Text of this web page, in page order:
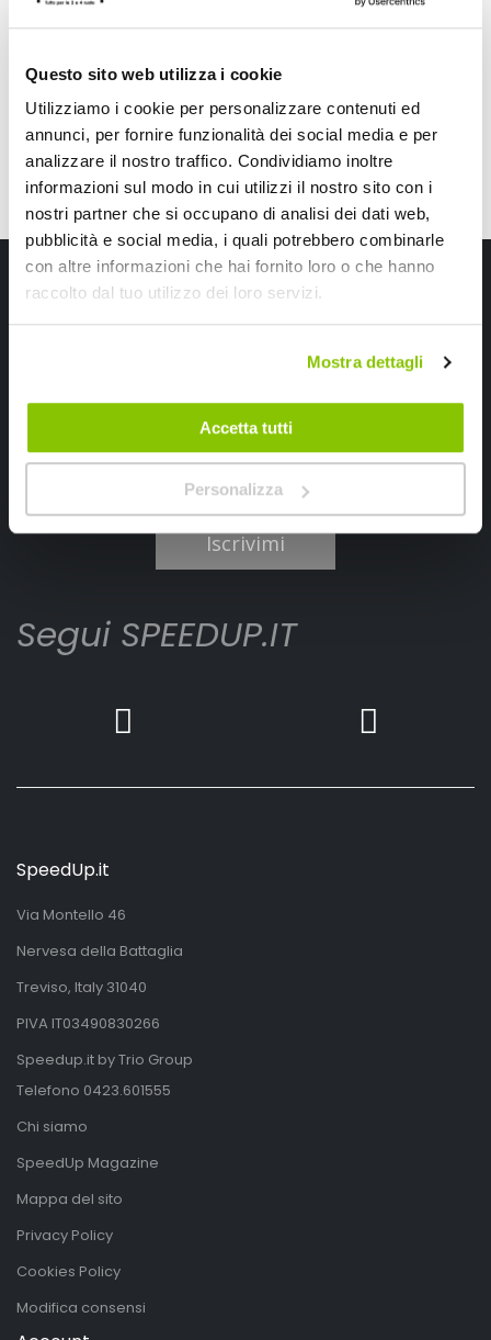
Questo sito web utilizza i cookie
Utilizziamo i cookie per personalizzare contenuti ed
annunci, per fornire funzionalità dei social media e per
analizzare il nostro traffico. Condividiamo inoltre
informazioni sul modo in cui utilizzi il nostro sito con i
nostri partner che si occupano di analisi dei dati web,
pubblicità e social media, i quali potrebbero combinarle
con altre informazioni che hai fornito loro o che hanno
raccolto dal tuo utilizzo dei loro servizi.
Mostra dettagli
Accetta tutti
Personalizza
12,65 €
Iscriviti alla newsletter Speedup
Ricevi subito uno sconto del 10% per il tuo primo acquisto online!
Ho letto e accettato il documento
Iscrivimi
Segui SPEEDUP.IT
SpeedUp.it
Via Montello 46
Nervesa della Battaglia
Treviso, Italy 31040
PIVA IT03490830266
Speedup.it by Trio Group
Telefono 0423.601555
Chi siamo
SpeedUp Magazine
Mappa del sito
Privacy Policy
Cookies Policy
Modifica consensi